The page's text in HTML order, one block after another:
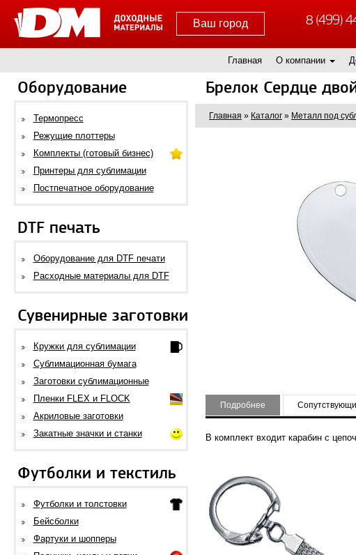
Ваш город 8 (499)
Главная О компании
Оборудование
Термопресс
Режущие плоттеры
Комплекты (готовый бизнес)
Принтеры для сублимации
Постпечатное оборудование
DTF печать
Оборудование для DTF печати
Расходные материалы для DTF
Сувенирные заготовки
Кружки для сублимации
Сублимационная бумага
Заготовки сублимационные
Пленки FLEX и FLOCK
Акриловые заготовки
Закатные значки и станки
Футболки и текстиль
Футболки и толстовки
Бейсболки
Фартуки и шопперы
Брелок Сердце
Главная » Каталог » Металл под
Подробнее
В комплект входит карабин с